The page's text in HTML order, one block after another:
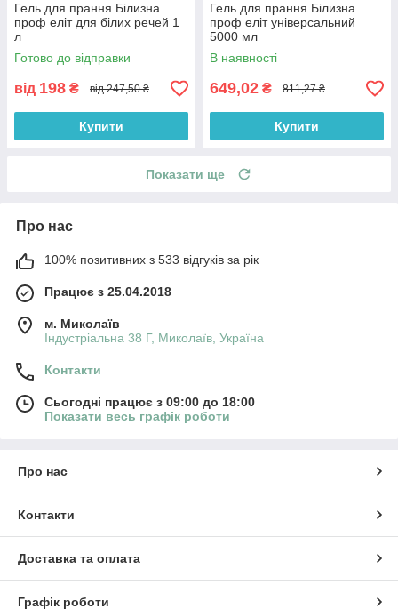
Гель для прання Білизна
проф еліт для білих речей 1
л
Готово до відправки
від 198 ₴ від 247,50 ₴
Купити
Гель для прання Білизна
проф еліт універсальний
5000 мл
В наявності
649,02 ₴ 811,27 ₴
Купити
Показати ще
Про нас
100% позитивних з 533 відгуків за рік
Працює з 25.04.2018
м. Миколаїв
Індустріальна 38 Г, Миколаїв, Україна
Контакти
Сьогодні працює з 09:00 до 18:00
Показати весь графік роботи
Про нас
Контакти
Доставка та оплата
Графік роботи